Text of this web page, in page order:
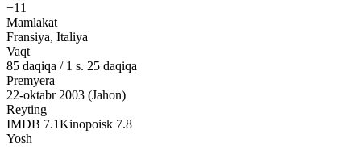
+11
Mamlakat
Fransiya, Italiya
Vaqt
85 daqiqa / 1 s. 25 daqiqa
Premyera
22-oktabr 2003 (Jahon)
Reyting
IMDB 7.1Kinopoisk 7.8
Yosh